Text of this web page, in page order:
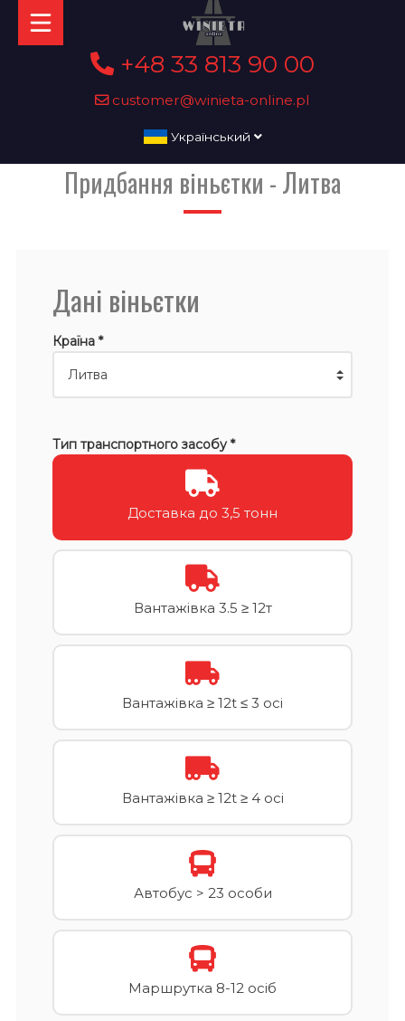
+48 33 813 90 00
customer@winieta-online.pl
Український
Придбання віньєтки - Литва
Дані віньєтки
Країна *
Тип транспортного засобу *
Доставка до 3,5 тонн
Вантажівка 3.5 ≥ 12т
Вантажівка ≥ 12t ≤ 3 осі
Вантажівка ≥ 12t ≥ 4 осі
Автобус > 23 особи
Маршрутка 8-12 осіб